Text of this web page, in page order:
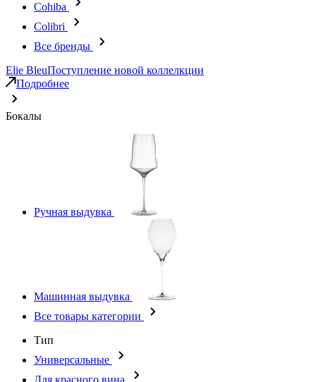
Cohiba
Colibri
Все бренды
Elie BleuПоступление новой коллелкции
Подробнее
Бокалы
Ручная выдувка
Машинная выдувка
Все товары категории
Тип
Универсальные
Для красного вина